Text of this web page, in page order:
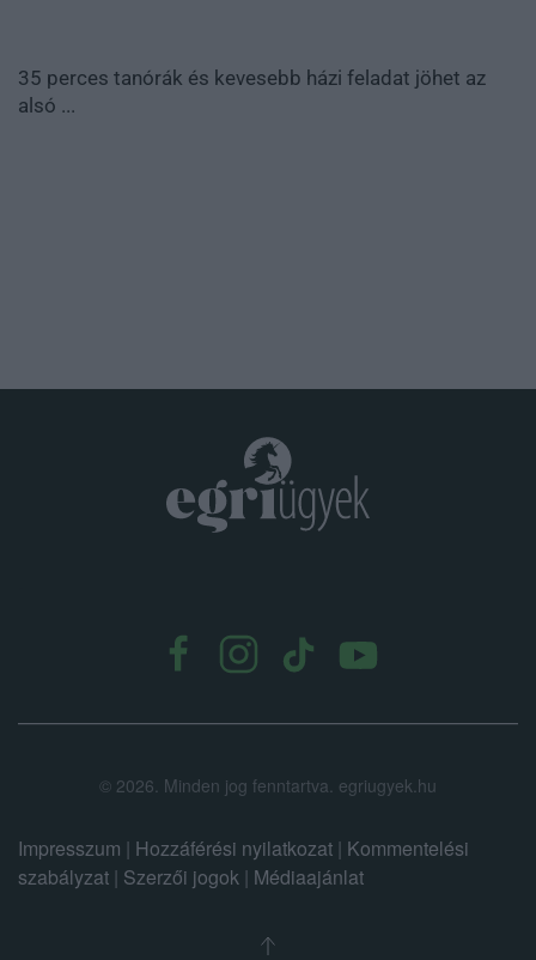
35 perces tanórák és kevesebb házi feladat jöhet az
alsó ...
© 2026. Minden jog fenntartva. egriugyek.hu
Impresszum | Hozzáférési nyilatkozat | Kommentelési
szabályzat | Szerzői jogok | Médiaajánlat